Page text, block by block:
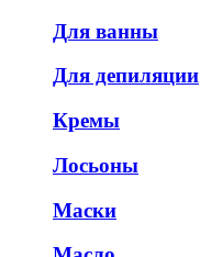
Для ванны
Для депиляции
Кремы
Лосьоны
Маски